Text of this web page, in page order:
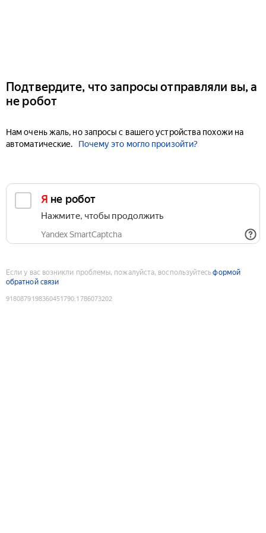
Подтвердите, что запросы отправляли вы, а
не робот
Нам очень жаль, но запросы с вашего устройства похожи на
автоматические.
Почему это могло произойти?
Я не робот
Нажмите, чтобы продолжить
Yandex SmartCaptcha
Если у вас возникли проблемы, пожалуйста, воспользуйтесьформой
обратной связи
9180879198360451790:1786073202